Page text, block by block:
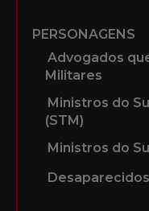
PERSONAGENS
Advogados
Militares
Ministros do
(STM)
Ministros do
Desaparecidos